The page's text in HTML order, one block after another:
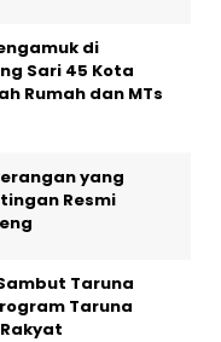
di
Sari 45 Kota
Rumah dan MTs
yang
Resmi
Taruna
Taruna